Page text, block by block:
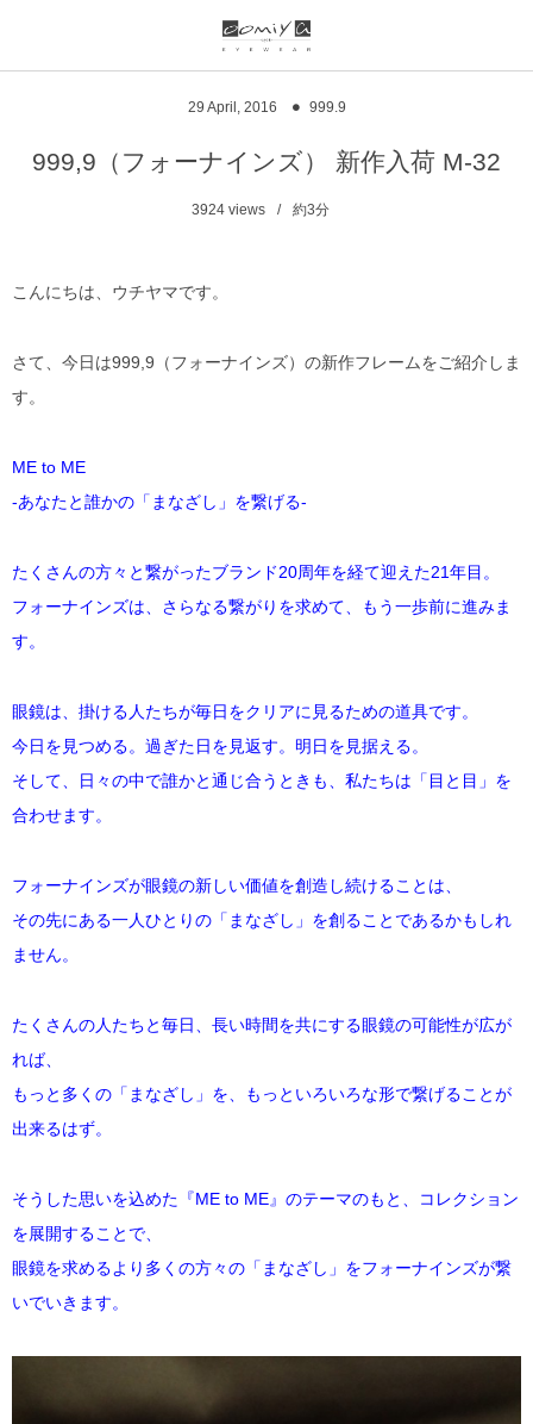
29 April 2016 999.9
999,9（フォーナインズ） 新作入荷 M-32
3924 views 約3分
こんにちは、ウチヤマです。
さて、今日は999,9（フォーナインズ）の新作フレームをご紹介しま
す。
ME to ME
-あなたと誰かの「まなざし」を繋げる-
たくさんの方々と繋がったブランド20周年を経て迎えた21年目。
フォーナインズは、さらなる繋がりを求めて、もう一歩前に進みま
す。
眼鏡は、掛ける人たちが毎日をクリアに見るための道具です。
今日を見つめる。過ぎた日を見返す。明日を見据える。
そして、日々の中で誰かと通じ合うときも、私たちは「目と目」を
合わせます。
フォーナインズが眼鏡の新しい価値を創造し続けることは、
その先にある一人ひとりの「まなざし」を創ることであるかもしれ
ません。
たくさんの人たちと毎日、長い時間を共にする眼鏡の可能性が広が
れば、
もっと多くの「まなざし」を、もっといろいろな形で繋げることが
出来るはず。
そうした思いを込めた『ME to ME』のテーマのもと、コレクション
を展開することで、
眼鏡を求めるより多くの方々の「まなざし」をフォーナインズが繋
いでいきます。
chrome hearts
DIFFUSER
EYEVAN
Eyevol
GUCCI
LINDBERG
MYKITA
OLIVER PEOPLES
Ray Ban